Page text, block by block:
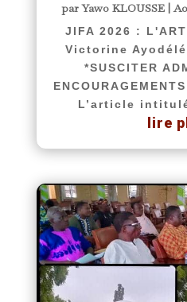
parYawo KLOUSSE|
JIFA 2026 :
Victorine Ayodélé
*SUSCITER
L’article
lire